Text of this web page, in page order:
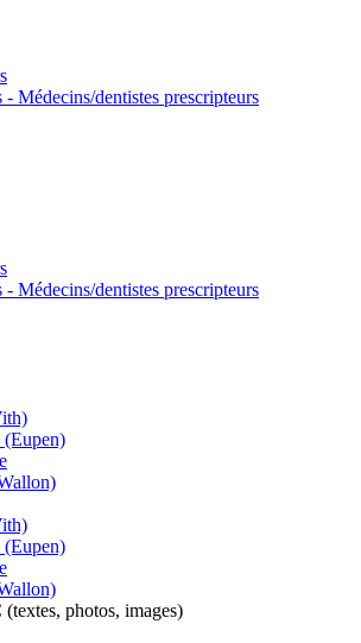
- Médecins/dentistes prescripteurs
- Médecins/dentistes prescripteurs
photos, images)